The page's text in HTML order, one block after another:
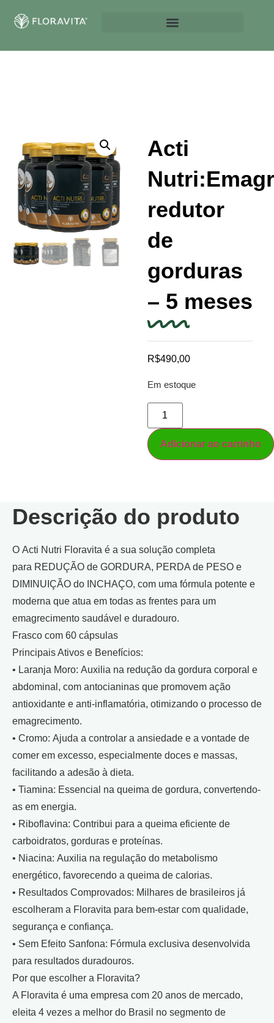
Acti
redutor
de
gorduras
– 5 meses
R$490,00
Em estoque
Adicionar ao carrinho
Descrição do produto
O Acti Nutri Floravita é a sua solução completa
para REDUÇÃO de GORDURA, PERDA de PESO e
DIMINUIÇÃO do INCHAÇO, com uma fórmula potente e
moderna que atua em todas as frentes para um
emagrecimento saudável e duradouro.
Frasco com 60 cápsulas
Principais Ativos e Benefícios:
• Laranja Moro: Auxilia na redução da gordura corporal e
abdominal, com antocianinas que promovem ação
antioxidante e anti-inflamatória, otimizando o processo de
emagrecimento.
• Cromo: Ajuda a controlar a ansiedade e a vontade de
comer em excesso, especialmente doces e massas,
facilitando a adesão à dieta.
• Tiamina: Essencial na queima de gordura, convertendo-
as em energia.
• Riboflavina: Contribui para a queima eficiente de
carboidratos, gorduras e proteínas.
• Niacina: Auxilia na regulação do metabolismo
energético, favorecendo a queima de calorias.
• Resultados Comprovados: Milhares de brasileiros já
escolheram a Floravita para bem-estar com qualidade,
segurança e confiança.
• Sem Efeito Sanfona: Fórmula exclusiva desenvolvida
para resultados duradouros.
Por que escolher a Floravita?
A Floravita é uma empresa com 20 anos de mercado,
eleita 4 vezes a melhor do Brasil no segmento de